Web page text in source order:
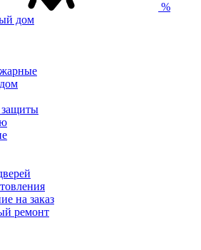
%
дом
защиты
на заказ
ремонт